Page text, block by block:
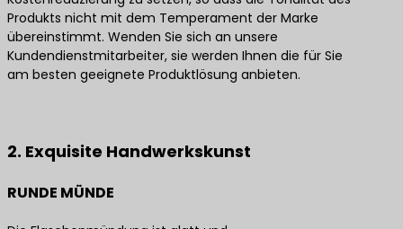
Produkts nicht mit dem Temperament der Marke
übereinstimmt. Wenden Sie sich an unsere
Kundendienstmitarbeiter, sie werden Ihnen die für Sie
am besten geeignete Produktlösung anbieten.
2. Exquisite Handwerkskunst
RUNDE MÜNDE